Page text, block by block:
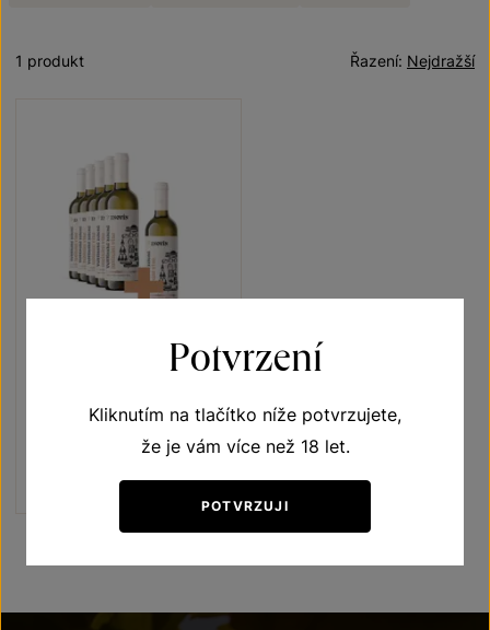
Nejdražší
Řazení:
1 produkt
Vína s příběhem Jubilejní vína
výběr z hroznů 2021
1140 Kč
Potvrzení
Kliknutím na tlačítko níže potvrzujete,
že je vám více než 18 let.
POTVRZUJI